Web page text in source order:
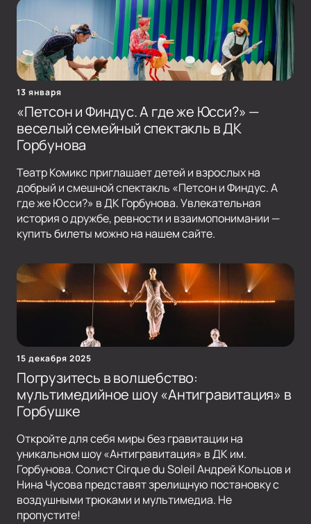
13 января
«Петсон и Финдус. А где же Юсси?» —
веселый семейный спектакль в ДК
Горбунова
Театр Комикс приглашает детей и взрослых на
добрый и смешной спектакль «Петсон и Финдус. А
где же Юсси?» в ДК Горбунова. Увлекательная
история о дружбе, ревности и взаимопонимании —
купить билеты можно на нашем сайте.
15 декабря 2025
Погрузитесь в волшебство:
мультимедийное шоу «Антигравитация» в
Горбушке
Откройте для себя миры без гравитации на
уникальном шоу «Антигравитация» в ДК им.
Горбунова. Солист Cirque du Soleil Андрей Кольцов и
Нина Чусова представят зрелищную постановку с
воздушными трюками и мультимедиа. Не
пропустите!